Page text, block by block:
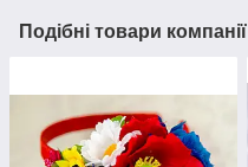
Подібні товари компанії